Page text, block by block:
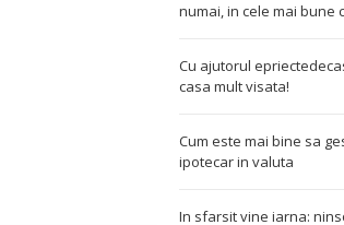
numai, in cele mai bune
Cu ajutorul
casa mult visata!
Cum este mai bine sa
ipotecar in valuta
In sfarsit vine iarna: